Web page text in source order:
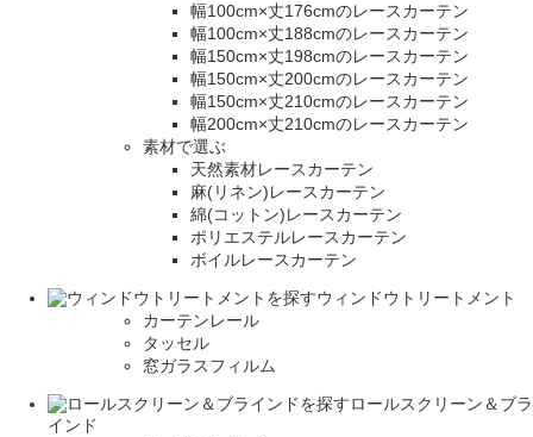
幅100cm×丈176cmのレースカーテン
幅100cm×丈188cmのレースカーテン
幅150cm×丈198cmのレースカーテン
幅150cm×丈200cmのレースカーテン
幅150cm×丈210cmのレースカーテン
幅200cm×丈210cmのレースカーテン
素材で選ぶ
天然素材レースカーテン
麻(リネン)レースカーテン
綿(コットン)レースカーテン
ポリエステルレースカーテン
ボイルレースカーテン
ウィンドウトリートメント
カーテンレール
タッセル
窓ガラスフィルム
ロールスクリーン＆ブラ
インド